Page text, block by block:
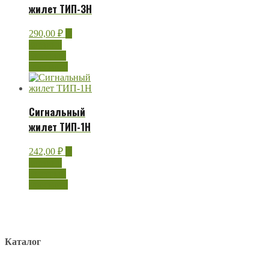
жилет ТИП-3Н
290,00 ₽
Сигнальный
жилет ТИП-1Н
242,00 ₽
Каталог